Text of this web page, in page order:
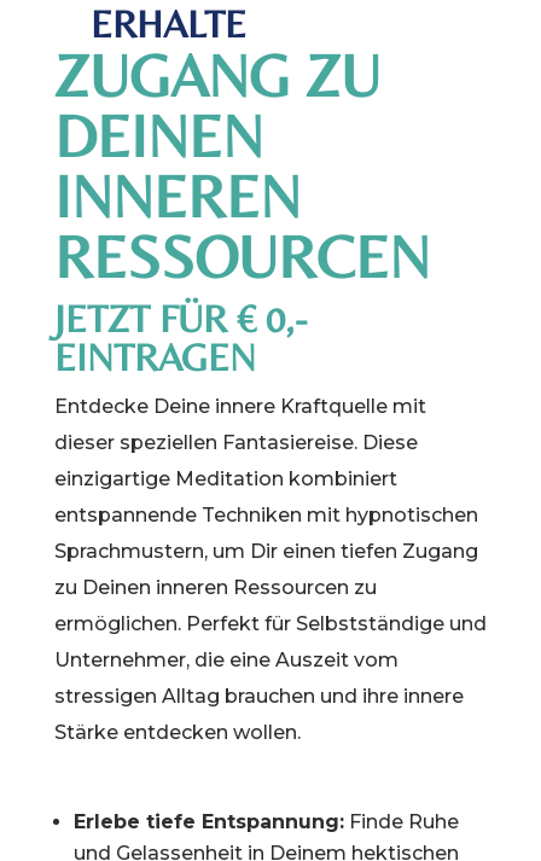
ERHALTE
ZUGANG ZU
DEINEN
INNEREN
RESSOURCEN
JETZT FÜR € 0,-
EINTRAGEN
Entdecke Deine innere Kraftquelle mit
dieser speziellen Fantasiereise. Diese
einzigartige Meditation kombiniert
entspannende Techniken mit hypnotischen
Sprachmustern, um Dir einen tiefen Zugang
zu Deinen inneren Ressourcen zu
ermöglichen. Perfekt für Selbstständige und
Unternehmer, die eine Auszeit vom
stressigen Alltag brauchen und ihre innere
Stärke entdecken wollen.
Erlebe tiefe Entspannung:Finde Ruhe
und Gelassenheit in Deinem hektischen